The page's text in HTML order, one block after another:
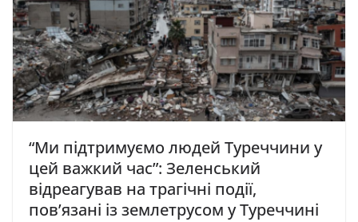
“Ми підтримуємо людей Туреччини у
цей важкий час”: Зеленський
відреагував на трагічні події,
пов’язані із землетрусом у Туреччині